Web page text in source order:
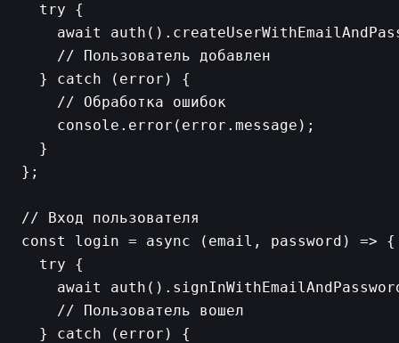
  try {
await
    // Пользователь добавлен
  } catch (error) {
    // Обработка ошибок
    console.error(error.message);
  }
};
// Вход пользователя
const login = async (email, password) => {
  try {
await
    // Пользователь вошел
  } catch (error) {